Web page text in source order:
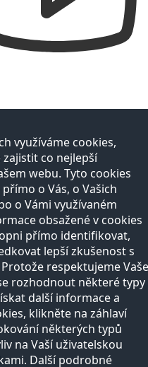
využíváme cookies,
co nejlepší
webu. Tyto cookies
o Vás, o Vašich
o Vámi využívaném
obsažené v cookies
přímo identifikovat,
lepší zkušenost s
respektujeme Vaše
rozhodnout některé typy
další informace a
klikněte na záhlaví
některých typů
na Vaší uživatelskou
Další podrobné